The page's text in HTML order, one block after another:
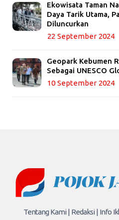
Ekowisata Taman
Daya Tarik Utama,
Diluncurkan
22 September 2024
Geopark Kebumen
Sebagai UNESCO
10 September 2024
Tentang Kami | Redaksi | Info